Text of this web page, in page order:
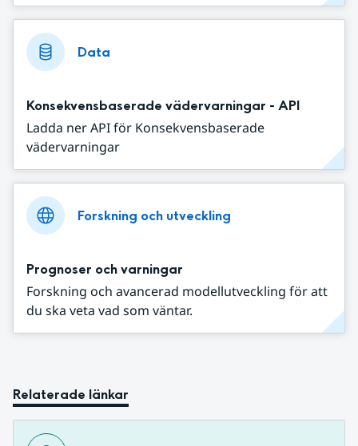
Data
Konsekvensbaserade vädervarningar - API
Ladda ner API för Konsekvensbaserade
vädervarningar
Forskning och utveckling
Prognoser och varningar
Forskning och avancerad modellutveckling för att
du ska veta vad som väntar.
Relaterade länkar